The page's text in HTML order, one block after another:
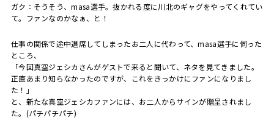
ガク：そうそう、masa選手。抜かれる度に川北のギャグをやってくれてい
て。ファンなのかなぁ、と！
仕事の関係で途中退席してしまったお二人に代わって、masa選手に伺った
ところ、
「今回真空ジェシカさんがゲストで来ると聞いて、ネタを見てきました。
正直あまり知らなかったのですが、これをきっかけにファンになりまし
た！」
と、新たな真空ジェシカファンには、お二人からサインが贈呈されまし
た。 (パチパチパチ)